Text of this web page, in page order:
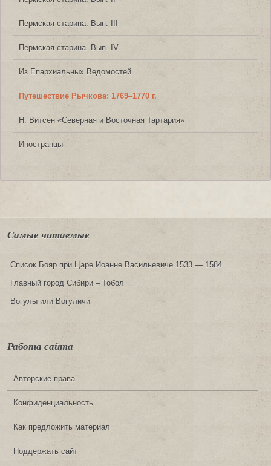
Пермская старина. Вып. III
Пермская старина. Вып. IV
Из Епархиальных Ведомостей
Путешествие Рычкова: 1769‒1770 г.
Н. Витсен «Северная и Восточная Тартария»
Иностранцы
Самые читаемые
Список Бояр при Царе Иоанне Васильевиче 1533 — 1584
Главный город Сибири – Тобол
Вогулы или Вогуличи
Работа сайта
Авторские права
Конфиденциальность
Как предложить материал
Поддержать сайт